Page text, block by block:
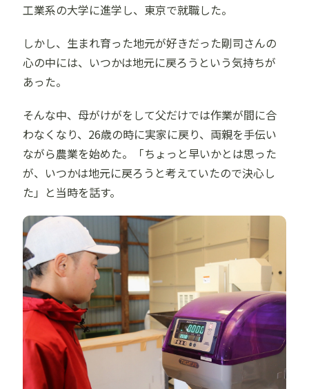
工業系の大学に進学し、東京で就職した。
しかし、生まれ育った地元が好きだった剛司さんの
心の中には、いつかは地元に戻ろうという気持ちが
あった。
そんな中、母がけがをして父だけでは作業が間に合
わなくなり、26歳の時に実家に戻り、両親を手伝い
ながら農業を始めた。「ちょっと早いかとは思った
が、いつかは地元に戻ろうと考えていたので決心し
た」と当時を話す。